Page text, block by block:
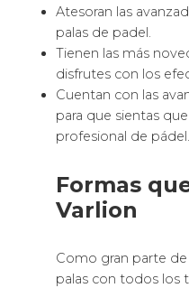
Atesoran las
palas de padel.
Tienen las más
disfrutes con los
Cuentan con las
para que sientas
profesional de pádel.
Formas
Varlion
Como gran parte
palas con todos los